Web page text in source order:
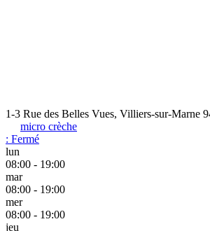
1-3 Rue des Belles Vues, Villiers-sur-Marne
micro crèche
: Fermé
lun
08:00 - 19:00
mar
08:00 - 19:00
mer
08:00 - 19:00
jeu